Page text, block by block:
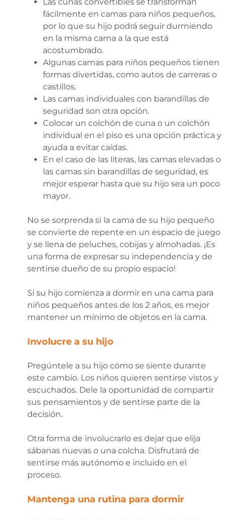
fácilmente en camas para niños pequeños,
por lo que su hijo podrá seguir durmiendo
en la misma cama a la que está
acostumbrado.
Algunas camas para niños pequeños tienen
formas divertidas, como autos de carreras o
castillos.
Las camas individuales con barandillas de
seguridad son otra opción.
Colocar un colchón de cuna o un colchón
individual en el piso es una opción práctica y
ayuda a evitar caídas.
En el caso de las literas, las camas elevadas o
las camas sin barandillas de seguridad, es
mejor esperar hasta que su hijo sea un poco
mayor.
No se sorprenda si la cama de su hijo pequeño
se convierte de repente en un espacio de juego
y se llena de peluches, cobijas y almohadas. ¡Es
una forma de expresar su independencia y de
sentirse dueño de su propio espacio!
Si su hijo comienza a dormir en una cama para
niños pequeños antes de los 2 años, es mejor
mantener un mínimo de objetos en la cama.
Involucre a su hijo
Pregúntele a su hijo cómo se siente durante
este cambio. Los niños quieren sentirse vistos y
escuchados. Dele la oportunidad de compartir
sus pensamientos y de sentirse parte de la
decisión.
Otra forma de involucrarlo es dejar que elija
sábanas nuevas o una colcha. Disfrutará de
sentirse más autónomo e incluido en el
proceso.
Mantenga una rutina para dormir